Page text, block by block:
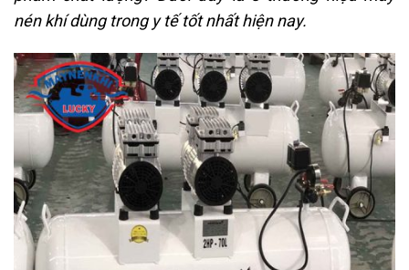
nén khí dùng trong y tế tốt nhất hiện nay.